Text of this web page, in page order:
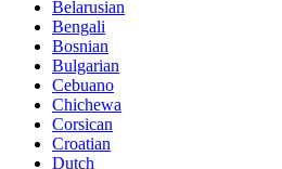
Belarusian
Bengali
Bosnian
Bulgarian
Cebuano
Chichewa
Corsican
Croatian
Dutch